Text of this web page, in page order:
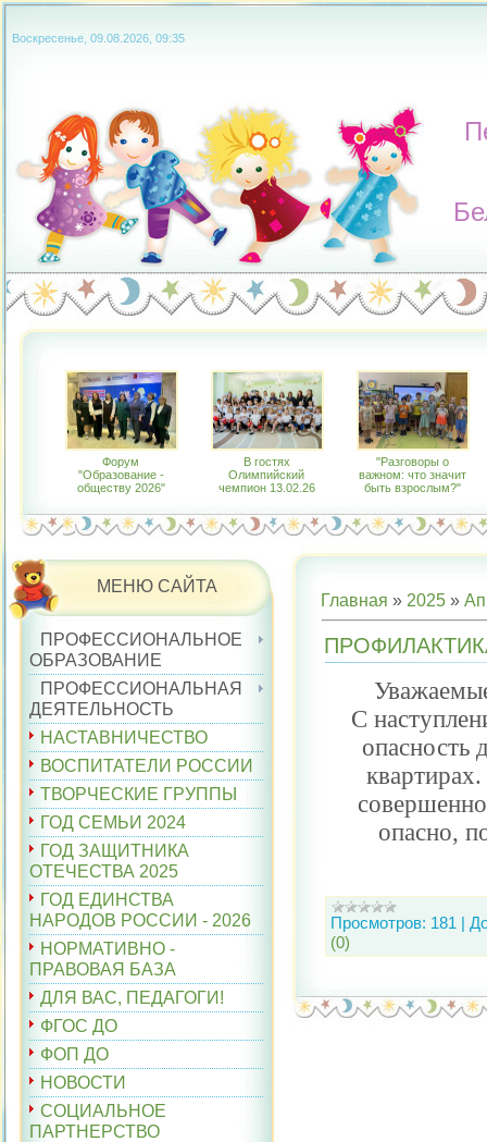
Воскресенье, 09.08.2026, 09:35
Форум
"Образование -
обществу 2026"
В гостях
Олимпийский
чемпион 13.02.26
"Разговоры о
важном: что значит
быть взрослым?"
МЕНЮ САЙТА
ПРОФЕССИОНАЛЬНОЕ
ОБРАЗОВАНИЕ
ПРОФЕССИОНАЛЬНАЯ
ДЕЯТЕЛЬНОСТЬ
НАСТАВНИЧЕСТВО
ВОСПИТАТЕЛИ РОССИИ
ТВОРЧЕСКИЕ ГРУППЫ
ГОД СЕМЬИ 2024
ГОД ЗАЩИТНИКА
ОТЕЧЕСТВА 2025
ГОД ЕДИНСТВА
НАРОДОВ РОССИИ - 2026
НОРМАТИВНО -
ПРАВОВАЯ БАЗА
ДЛЯ ВАС, ПЕДАГОГИ!
ФГОС ДО
ФОП ДО
НОВОСТИ
СОЦИАЛЬНОЕ
ПАРТНЕРСТВО
Главная » 2025 »
С
опасность
опасно,
Просмотров: 181 |
(0)